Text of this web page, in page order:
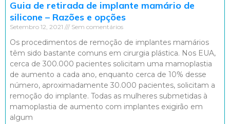
Guia de retirada de implante mamário de
silicone – Razões e opções
Setembro 12, 2021 Sem comentários
Os procedimentos de remoção de implantes mamários
têm sido bastante comuns em cirurgia plástica. Nos EUA,
cerca de 300.000 pacientes solicitam uma mamoplastia
de aumento a cada ano, enquanto cerca de 10% desse
número, aproximadamente 30.000 pacientes, solicitam a
remoção do implante. Todas as mulheres submetidas à
mamoplastia de aumento com implantes exigirão em
algum